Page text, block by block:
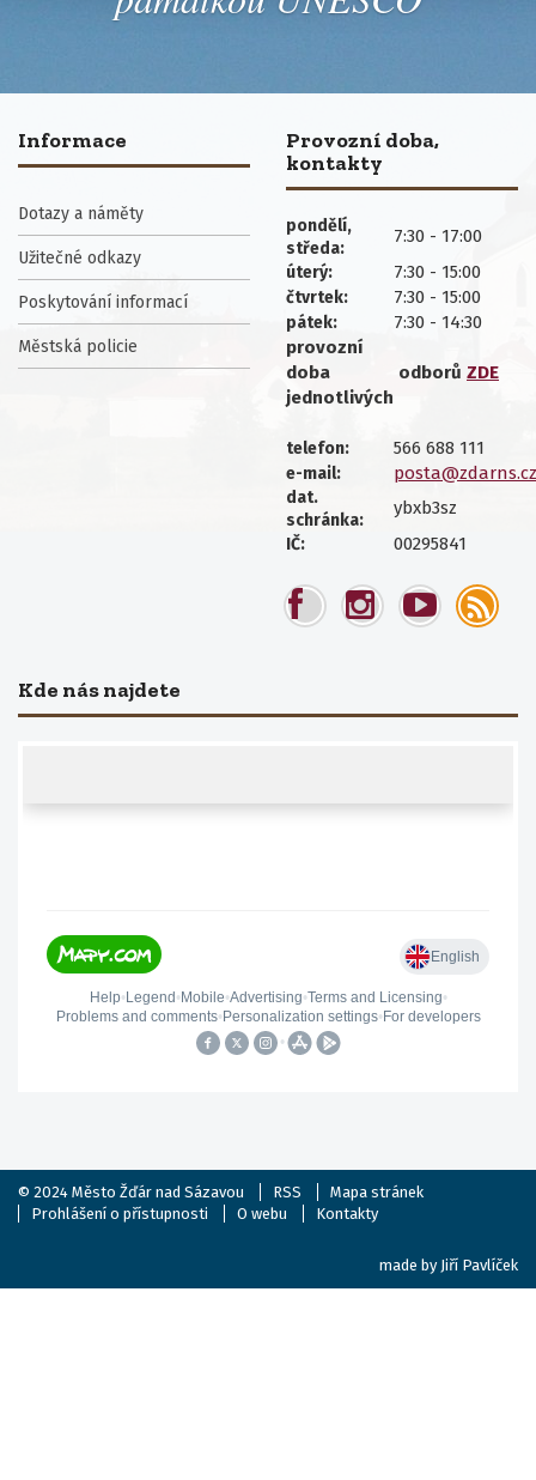
Informace
Dotazy a náměty
Užitečné odkazy
Poskytování informací
Městská policie
Provozní doba,
kontakty
pondělí,
středa:
7:30 - 17:00
úterý: 7:30 - 15:00
čtvrtek: 7:30 - 15:00
pátek:
7:30 - 14:30
provozní
doba
jednotlivých
odborů ZDE
telefon: 566 688 111
e-mail: posta@zdarns.cz
dat.
schránka:
ybxb3sz
IČ: 00295841
Kde nás najdete
© 2024 Město Žďár nad Sázavou RSS
Mapa stránek
Prohlášení o přístupnosti
O webu Kontakty
made by Jiří Pavlíček